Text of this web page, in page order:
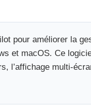
pour améliorer la
et macOS. Ce
l’affichage multi-